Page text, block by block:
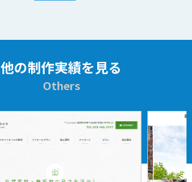
他の制作実績を見る
Others